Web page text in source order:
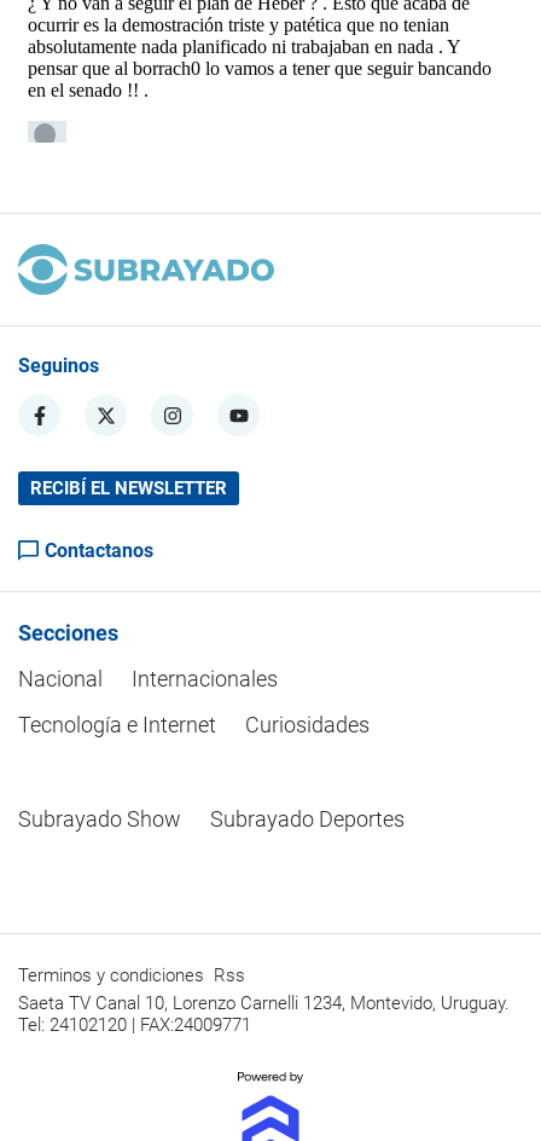
Seguinos
RECIBÍ EL NEWSLETTER
Contactanos
Secciones
Nacional
Internacionales
Tecnología e Internet
Curiosidades
Subrayado Show Subrayado Deportes
Terminos y condiciones Rss
Saeta TV Canal 10, Lorenzo Carnelli 1234, Montevido, Uruguay.
Tel: 24102120 | FAX:24009771